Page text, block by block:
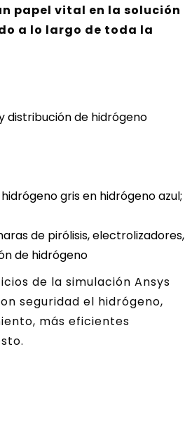
papel vital en la solución
a lo largo de toda la
distribución de hidrógeno
gris en hidrógeno azul;
de pirólisis, electrolizadores,
de hidrógeno
de la simulación Ansys
seguridad el hidrógeno,
más eficientes